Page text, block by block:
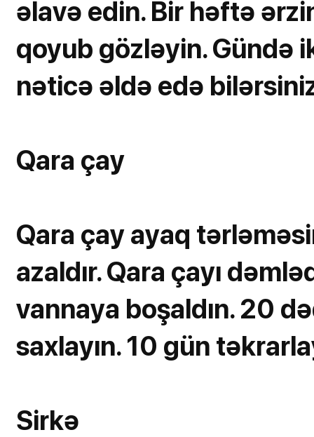
əlavə edin. Bir həftə
qoyub gözləyin. Gündə
nəticə əldə edə
Qara çay
Qara çay ayaq
azaldır. Qara çayı
vannaya boşaldın. 20
saxlayın. 10 gün
Sirkə